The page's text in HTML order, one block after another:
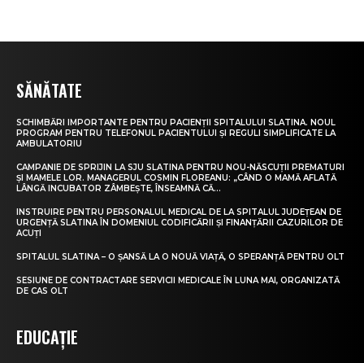
SĂNĂTATE
SCHIMBĂRI IMPORTANTE PENTRU PACIENȚII SPITALULUI SLATINA. NOUL
PROGRAM PENTRU TELEFONUL PACIENTULUI ȘI REGULI SIMPLIFICATE LA
AMBULATORIU
CAMPANIE DE SPRIJIN LA SJU SLATINA PENTRU NOU-NĂSCUȚII PREMATURI
ȘI MAMELE LOR. MANAGERUL COSMIN FLOREANU: „CÂND O MAMĂ AFLATĂ
LÂNGĂ INCUBATOR ZÂMBEȘTE, ÎNSEAMNĂ CĂ...
INSTRUIRE PENTRU PERSONALUL MEDICAL DE LA SPITALUL JUDEȚEAN DE
URGENȚĂ SLATINA ÎN DOMENIUL CODIFICĂRII ȘI FINANȚĂRII CAZURILOR DE
ACUȚI
SPITALUL SLATINA – O ȘANSĂ LA O NOUĂ VIAȚĂ, O SPERANȚĂ PENTRU OLT
SESIUNE DE CONTRACTARE SERVICII MEDICALE ÎN LUNA MAI, ORGANIZATĂ
DE CAS OLT
EDUCAȚIE